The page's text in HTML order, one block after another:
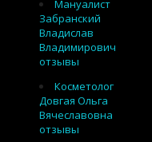
Мануалист
Забранский
Владислав
Владимирович
отзывы
Косметолог
Довгая Ольга
Вячеславовна
отзывы